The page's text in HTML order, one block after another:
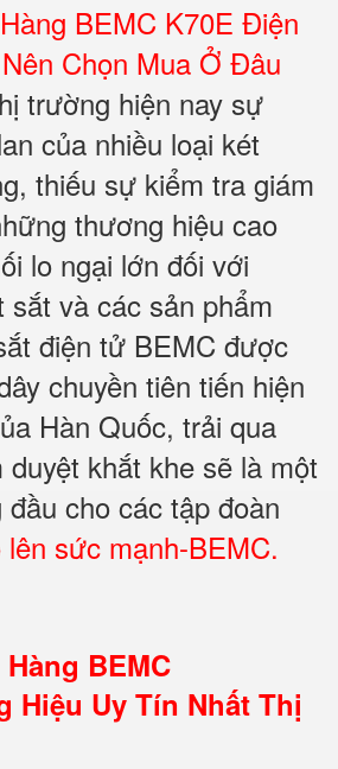
BEMC K70E Điện
Chọn Mua Ở Đâu
trường hiện nay sự
của nhiều loại két
thiếu sự kiểm tra giám
thương hiệu cao
lo ngại lớn đối với
và các sản phẩm
điện tử BEMC được
chuyền tiên tiến hiện
Hàn Quốc, trải qua
khắt khe sẽ là một
cho các tập đoàn
sức mạnh-BEMC.
BEMC
Hiệu Uy Tín Nhất Thị